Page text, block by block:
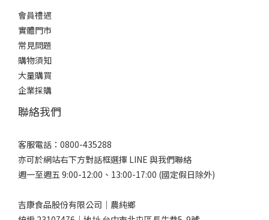
會員禮遇
實體門市
常見問題
購物須知
大量購買
企業採購
聯絡我們
客服電話：0800-435288
亦可於網站右下方對話框選擇 LINE 與我們聯絡
週一至週五 9:00-12:00、13:00-17:00 (國定假日除外)
吉康食品股份有限公司｜農純鄉